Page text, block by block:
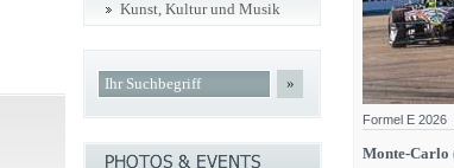
Formel E 2026
Monte-Carlo
Kunst, Kultur und Musik
»